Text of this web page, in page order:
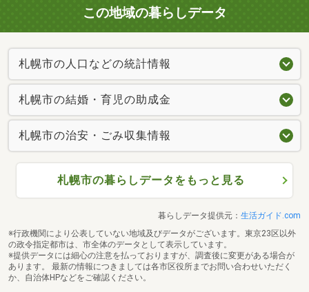
この地域の暮らしデータ
札幌市の人口などの統計情報
札幌市の結婚・育児の助成金
札幌市の治安・ごみ収集情報
札幌市の暮らしデータをもっと見る
暮らしデータ提供元： 生活ガイド.com
※行政機関により公表していない地域及びデータがございます。東京23区以外
の政令指定都市は、市全体のデータとして表示しています。
※提供データには細心の注意を払っておりますが、調査後に変更がある場合が
あります。 最新の情報につきましては各市区役所までお問い合わせいただく
か、自治体HPなどをご確認ください。